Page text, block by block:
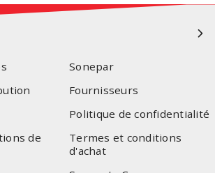
Sonepar
Fournisseurs
Politique de confidentialité
de
Termes et conditions
d'achat